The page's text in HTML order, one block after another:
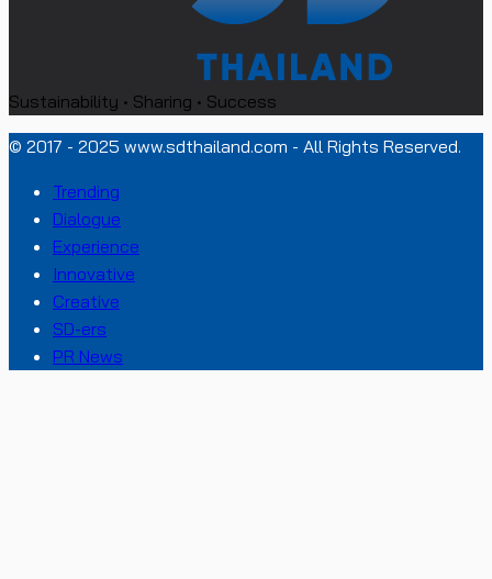
Sustainability • Sharing • Success
© 2017 - 2025 www.sdthailand.com - All Rights Reserved.
Trending
Dialogue
Experience
Innovative
Creative
SD-ers
PR News